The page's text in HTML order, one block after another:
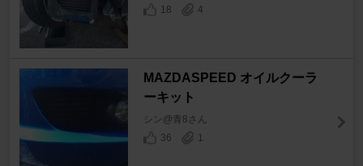
18
4
MAZDASPEED オイルクーラ
ーキット
シン@青8さん
36
1